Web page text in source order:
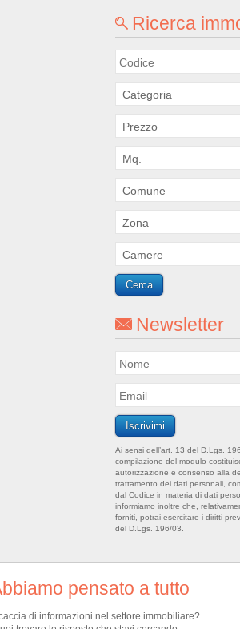
Ricerca
Newsletter
Ai sensi dell’art. 13 del D.Lgs.
compilazione del modulo
autorizzazione e consenso alla
trattamento dei dati personali,
dal Codice in materia di dati
informiamo inoltre che,
forniti, potrai esercitare i diritti
del D.Lgs. 196/03.
pensato a tutto
di informazioni nel settore immobiliare?